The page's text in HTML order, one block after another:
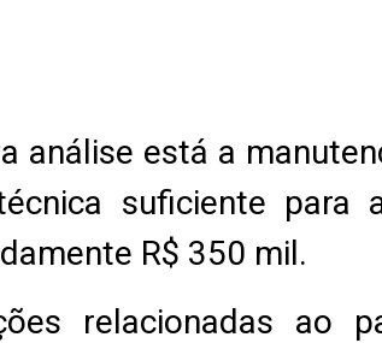
análise está a
suficiente para
R$ 350 mil.
relacionadas ao